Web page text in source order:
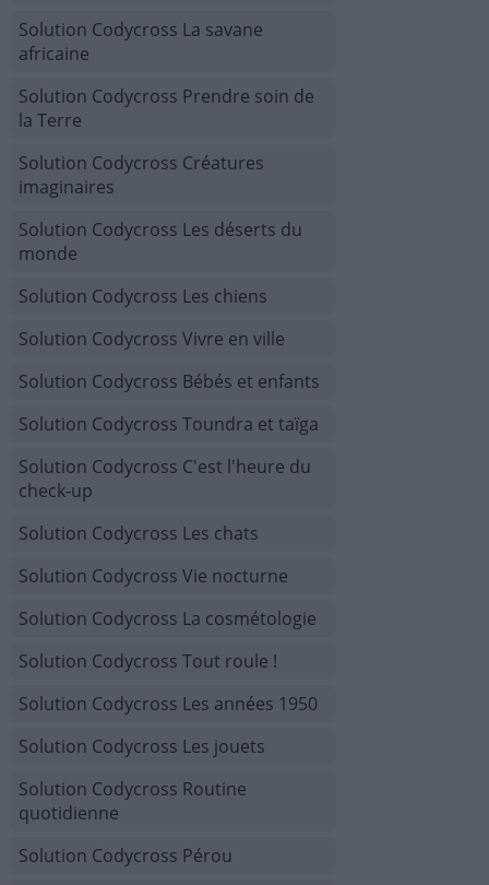
Solution Codycross La savane
africaine
Solution Codycross Prendre soin de
la Terre
Solution Codycross Créatures
imaginaires
Solution Codycross Les déserts du
monde
Solution Codycross Les chiens
Solution Codycross Vivre en ville
Solution Codycross Bébés et enfants
Solution Codycross Toundra et taïga
Solution Codycross C'est l'heure du
check-up
Solution Codycross Les chats
Solution Codycross Vie nocturne
Solution Codycross La cosmétologie
Solution Codycross Tout roule !
Solution Codycross Les années 1950
Solution Codycross Les jouets
Solution Codycross Routine
quotidienne
Solution Codycross Pérou